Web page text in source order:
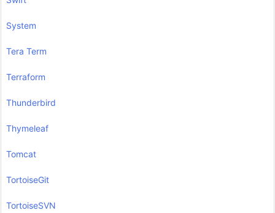
System
Tera Term
Terraform
Thunderbird
Thymeleaf
Tomcat
TortoiseGit
TortoiseSVN